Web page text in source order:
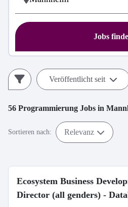
Jobs
Veröffentlicht seit
56 Programmierung Jobs in
Sortieren nach: Relevanz
Ecosystem Business
Director (all genders) -